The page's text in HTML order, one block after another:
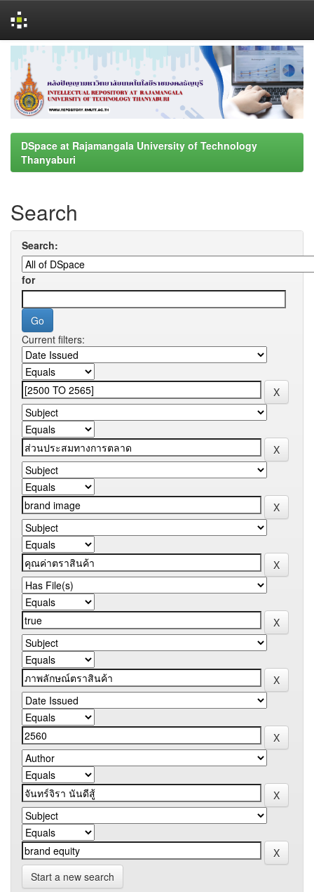
navigation
DSpace at Rajamangala University of Technology
Thanyaburi
Search
Search:
for
Current filters:
Start a new search